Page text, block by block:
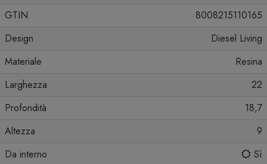
GTIN
8008215110165
Design
Diesel Living
Materiale
Resina
Larghezza
22
Profondità
18,7
Altezza
9
Da interno
Sì